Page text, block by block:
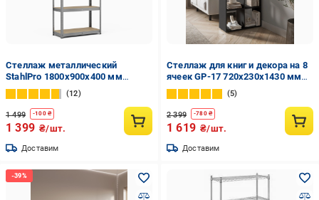
Стеллаж металлический
StahlPro 1800x900x400 мм
оцинкованный 5 полок МДФ
12
1 499 -100₴
1 399 ₴/шт.
Доставим
Стеллаж для книг и декора на 8
ячеек GP-17 720х230х1430 мм
Антрацит
5
2 399 -780₴
1 619 ₴/шт.
Доставим